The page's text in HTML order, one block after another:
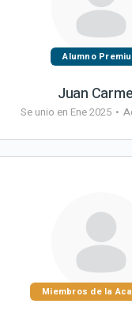
Alumno
Juan
Se unio en Ene 2025 •
Miembros de la